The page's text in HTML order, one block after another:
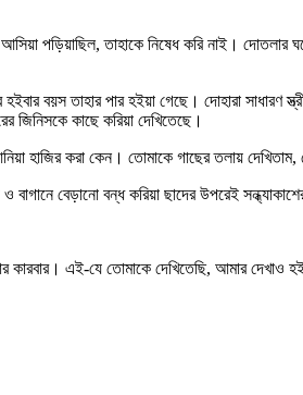
পড়িয়াছিল, তাহাকে নিষেধ করি নাই। দোতলার
বয়স তাহার পার হইয়া গেছে। দোহারা সাধারণ
কাছে করিয়া দেখিতেছে।
হাজির করা কেন। তোমাকে গাছের তলায়
বেড়ানো বন্ধ করিয়া ছাদের উপরেই
কারবার। এই-যে তোমাকে দেখিতেছি, আমার